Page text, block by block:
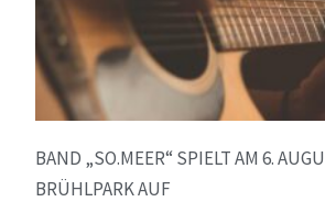
BAND „SO.MEER“ SPIELT AM 6.
BRÜHLPARK AUF